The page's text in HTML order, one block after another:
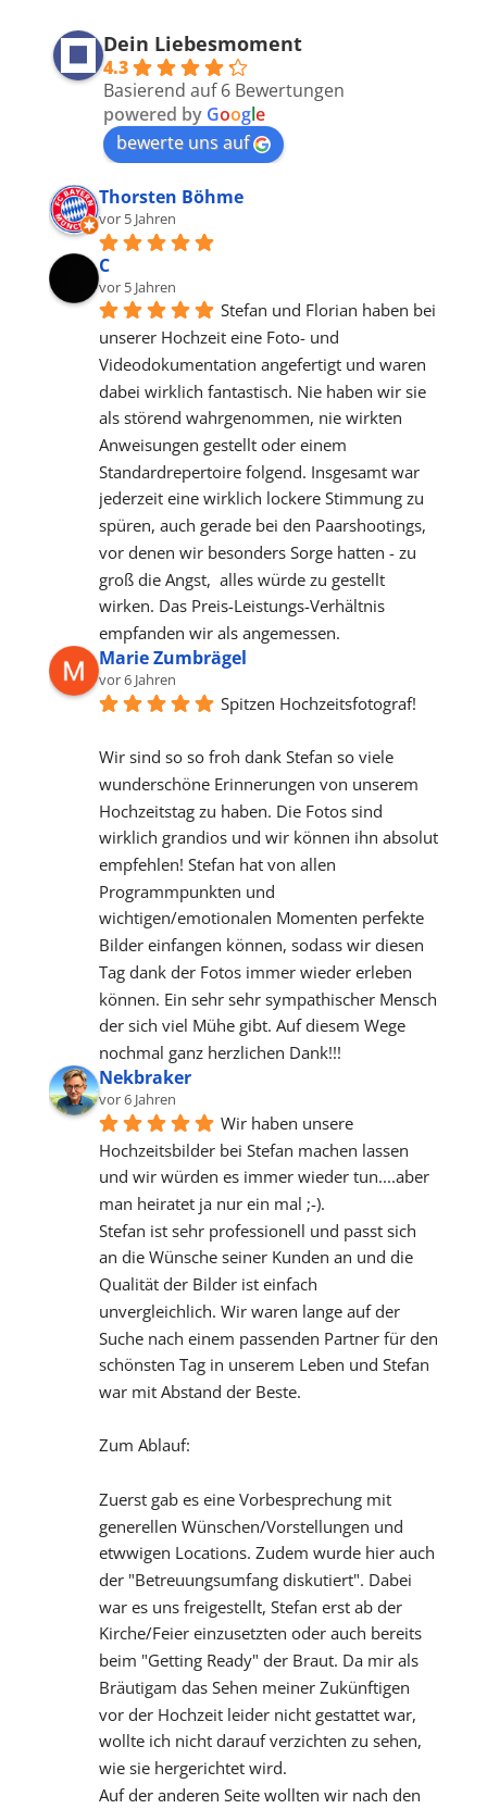
Dein Liebesmoment
4.3
Basierend auf 6 Bewertungen
powered by Google
bewerte uns auf
Thorsten Böhme
vor 5 Jahren
C
vor 5 Jahren
Stefan und Florian haben bei
unserer Hochzeit eine Foto- und
Videodokumentation angefertigt und waren
dabei wirklich fantastisch. Nie haben wir sie
als störend wahrgenommen, nie wirkten
Anweisungen gestellt oder einem
Standardrepertoire folgend. Insgesamt war
jederzeit eine wirklich lockere Stimmung zu
spüren, auch gerade bei den Paarshootings,
vor denen wir besonders Sorge hatten - zu
groß die Angst,  alles würde zu gestellt
wirken. Das Preis-Leistungs-Verhältnis
empfanden wir als angemessen.
Marie Zumbrägel
vor 6 Jahren
Spitzen Hochzeitsfotograf!
Wir sind so so froh dank Stefan so viele
wunderschöne Erinnerungen von unserem
Hochzeitstag zu haben. Die Fotos sind
wirklich grandios und wir können ihn absolut
empfehlen! Stefan hat von allen
Programmpunkten und
wichtigen/emotionalen Momenten perfekte
Bilder einfangen können, sodass wir diesen
Tag dank der Fotos immer wieder erleben
können. Ein sehr sehr sympathischer Mensch
der sich viel Mühe gibt. Auf diesem Wege
nochmal ganz herzlichen Dank!!!
Nekbraker
vor 6 Jahren
Wir haben unsere
Hochzeitsbilder bei Stefan machen lassen
und wir würden es immer wieder tun....aber
man heiratet ja nur ein mal ;-).
Stefan ist sehr professionell und passt sich
an die Wünsche seiner Kunden an und die
Qualität der Bilder ist einfach
unvergleichlich. Wir waren lange auf der
Suche nach einem passenden Partner für den
schönsten Tag in unserem Leben und Stefan
war mit Abstand der Beste.
Zum Ablauf:
Zuerst gab es eine Vorbesprechung mit
generellen Wünschen/Vorstellungen und
etwwigen Locations. Zudem wurde hier auch
der "Betreuungsumfang diskutiert". Dabei
war es uns freigestellt, Stefan erst ab der
Kirche/Feier einzusetzten oder auch bereits
beim "Getting Ready" der Braut. Da mir als
Bräutigam das Sehen meiner Zukünftigen
vor der Hochzeit leider nicht gestattet war,
wollte ich nicht darauf verzichten zu sehen,
wie sie hergerichtet wird.
Auf der anderen Seite wollten wir nach den